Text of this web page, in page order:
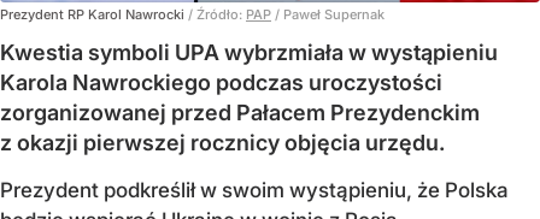
Prezydent RP Karol Nawrocki / Źródło: PAP / Paweł Supernak
Kwestia symboli UPA wybrzmiała w wystąpieniu
Karola Nawrockiego podczas uroczystości
zorganizowanej przed Pałacem Prezydenckim
z okazji pierwszej rocznicy objęcia urzędu.
Prezydent podkreślił w swoim wystąpieniu, że Polska